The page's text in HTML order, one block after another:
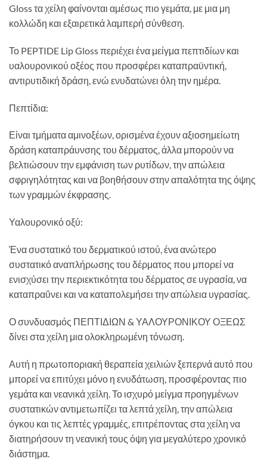
Gloss τα χείλη φαίνονται αμέσως πιο γεμάτα, με μια μη
κολλώδη και εξαιρετικά λαμπερή σύνθεση.
Το PEPTIDE Lip Gloss περιέχει ένα μείγμα πεπτιδίων και
υαλουρονικού οξέος που προσφέρει καταπραϋντική,
αντιρυτιδική δράση, ενώ ενυδατώνει όλη την ημέρα.
Πεπτίδια:
Είναι τμήματα αμινοξέων, ορισμένα έχουν αξιοσημείωτη
δράση καταπράυνσης του δέρματος, άλλα μπορούν να
βελτιώσουν την εμφάνιση των ρυτίδων, την απώλεια
σφριγηλότητας και να βοηθήσουν στην απαλότητα της όψης
των γραμμών έκφρασης.
Υαλουρονικό οξύ:
Ένα συστατικό του δερματικού ιστού, ένα ανώτερο
συστατικό αναπλήρωσης του δέρματος που μπορεί να
ενισχύσει την περιεκτικότητα του δέρματος σε υγρασία, να
καταπραΰνει και να καταπολεμήσει την απώλεια υγρασίας.
Ο συνδυασμός ΠΕΠΤΙΔΙΩΝ & ΥΑΛΟΥΡΟΝΙΚΟΥ ΟΞΕΩΣ
δίνει στα χείλη μια ολοκληρωμένη τόνωση.
Αυτή η πρωτοποριακή θεραπεία χειλιών ξεπερνά αυτό που
μπορεί να επιτύχει μόνο η ενυδάτωση, προσφέροντας πιο
γεμάτα και νεανικά χείλη. Το ισχυρό μείγμα προηγμένων
συστατικών αντιμετωπίζει τα λεπτά χείλη, την απώλεια
όγκου και τις λεπτές γραμμές, επιτρέποντας στα χείλη να
διατηρήσουν τη νεανική τους όψη για μεγαλύτερο χρονικό
διάστημα.